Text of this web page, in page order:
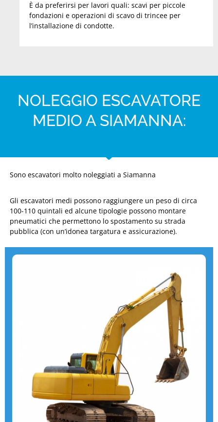
È da preferirsi per lavori quali: scavi per piccole
fondazioni e operazioni di scavo di trincee per
l’installazione di condotte.
NOLEGGIO ESCAVATORE
MEDIO A SIAMANNA:
Sono escavatori molto noleggiati a Siamanna
Gli escavatori medi possono raggiungere un peso di circa
100-110 quintali ed alcune tipologie possono montare
pneumatici che permettono lo spostamento su strada
pubblica (con un’idonea targatura e assicurazione).